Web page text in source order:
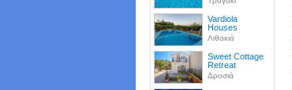
Vardiola
Houses
Λιθακιά
Sweet Cottage
Retreat
Δροσιά